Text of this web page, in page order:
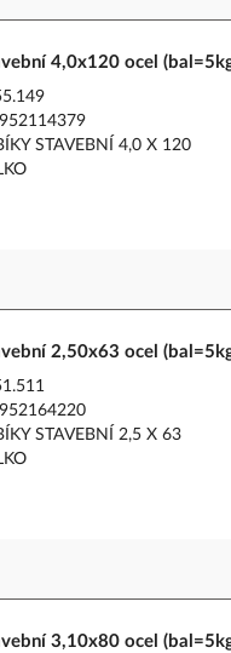
4,0x120 ocel
STAVEBNÍ 4,0 X 120
2,50x63 ocel
STAVEBNÍ 2,5 X 63
3,10x80 ocel